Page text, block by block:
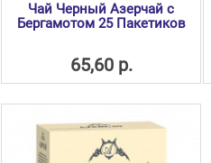
Чай Черный Азерчай с
Бергамотом 25 Пакетиков
65,60 р.